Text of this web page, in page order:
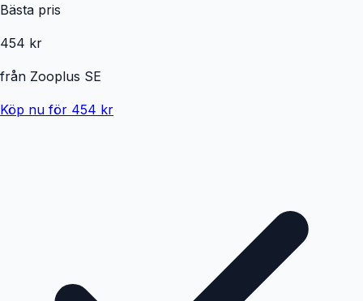
Bästa pris
454 kr
från Zooplus SE
Köp nu för 454 kr